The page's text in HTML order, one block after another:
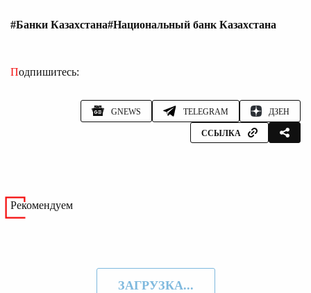
#Банки Казахстана#Национальный банк Казахстана
Подпишитесь:
GNEWS TELEGRAM ДЗЕН
ССЫЛКА
Рекомендуем
ЗАГРУЗКА...